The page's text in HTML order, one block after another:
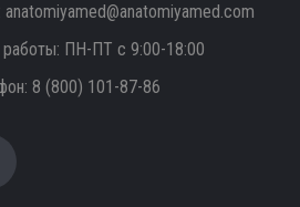
anatomiyamed@anatomiyamed.com
ПН-ПТ с 9:00-18:00
8 (800) 101-87-86